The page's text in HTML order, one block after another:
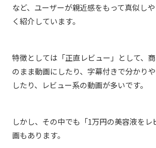
など、ユーザーが親近感をもって真似し
く紹介しています。
特徴としては「正直レビュー」として、
のまま動画にしたり、字幕付きで分かり
したり、レビュー系の動画が多いです。
しかし、その中でも「1万円の美容液を
画もあります。